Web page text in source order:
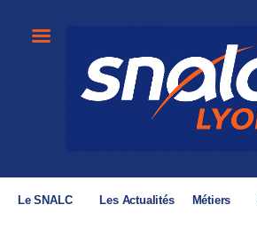
Le SNALC Les Actualités Métiers